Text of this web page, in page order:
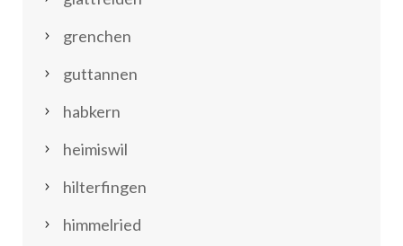
grenchen
guttannen
habkern
heimiswil
hilterfingen
himmelried